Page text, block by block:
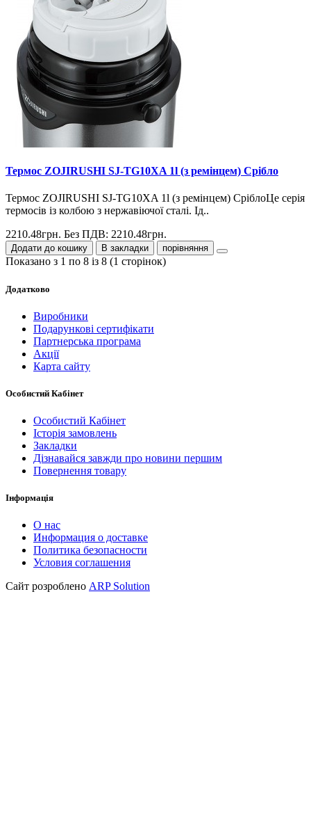
Термос ZOJIRUSHI SJ-TG10XA 1l (з ремінцем) Срібло
Термос ZOJIRUSHI SJ-TG10XA 1l (з ремінцем) СріблоЦе серія
термосів із колбою з нержавіючої сталі. Ід..
2210.48грн. Без ПДВ: 2210.48грн.
Додати до кошику В закладки порівняння
Показано з 1 по 8 із 8 (1 сторінок)
Додатково
Виробники
Подарункові сертифікати
Партнерська програма
Акції
Карта сайту
Особистий Кабінет
Особистий Кабінет
Історія замовлень
Закладки
Дізнавайся завжди про новини першим
Повернення товару
Інформація
О нас
Информация о доставке
Политика безопасности
Условия соглашения
Сайт розроблено ARP Solution